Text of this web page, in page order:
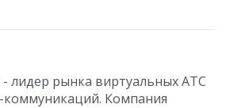
- лидер рынка виртуальных АТС
коммуникаций. Компания